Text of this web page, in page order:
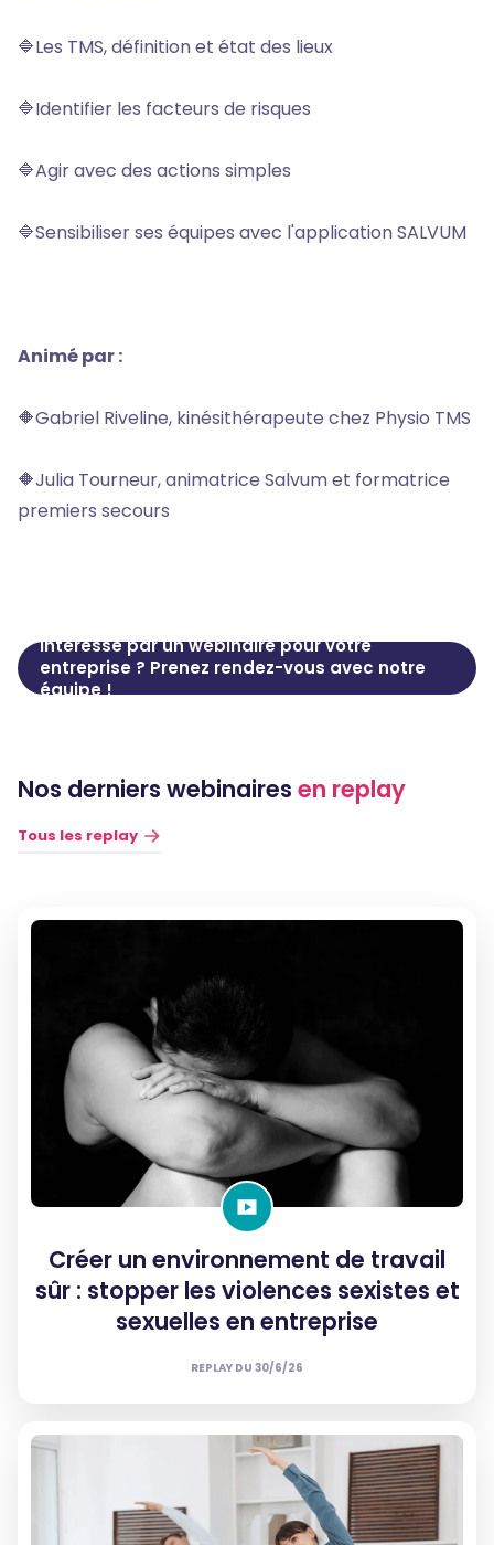
🔷Les TMS, définition et état des lieux
🔷Identifier les facteurs de risques
🔷Agir avec des actions simples
🔷Sensibiliser ses équipes avec l'application SALVUM
Animé par :
🔶Gabriel Riveline, kinésithérapeute chez Physio TMS
🔶Julia Tourneur, animatrice Salvum et formatrice
premiers secours
Intéressé par un webinaire pour votre
entreprise ? Prenez rendez-vous avec notre
équipe !
Nos derniers webinaires en replay
Tous les replay
Créer un environnement de travail
sûr : stopper les violences sexistes et
sexuelles en entreprise
REPLAY DU 30/6/26